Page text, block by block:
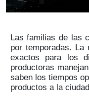
Las familias de las
por temporadas. La
exactos para los
productoras
saben los tiempos
productos a la